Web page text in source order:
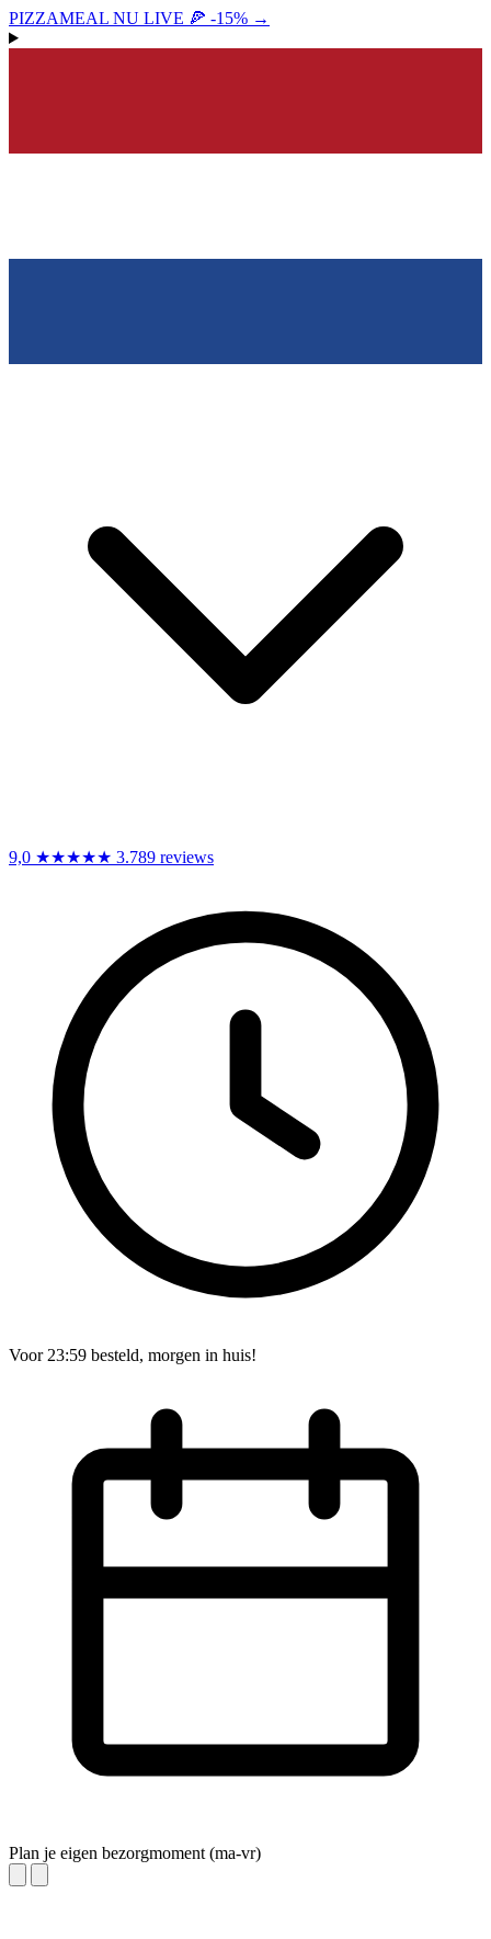
PIZZAMEAL NU LIVE 🍕 -15% →
9,0 ★★★★★ 3.789 reviews
Voor 23:59 besteld, morgen in huis!
Plan je eigen bezorgmoment (ma-vr)